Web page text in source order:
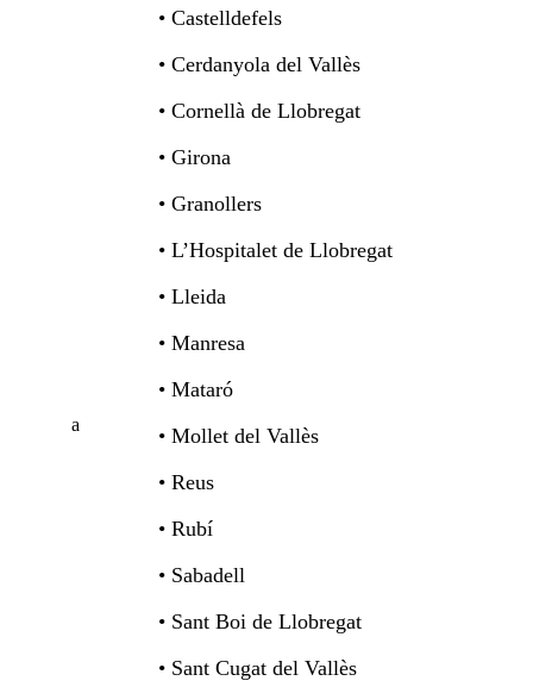
Cataluña
• Castelldefels
• Cerdanyola del Vallès
• Cornellà de Llobregat
• Girona
• Granollers
• L’Hospitalet de Llobregat
• Lleida
• Manresa
• Mataró
• Mollet del Vallès
• Reus
• Rubí
• Sabadell
• Sant Boi de Llobregat
• Sant Cugat del Vallès